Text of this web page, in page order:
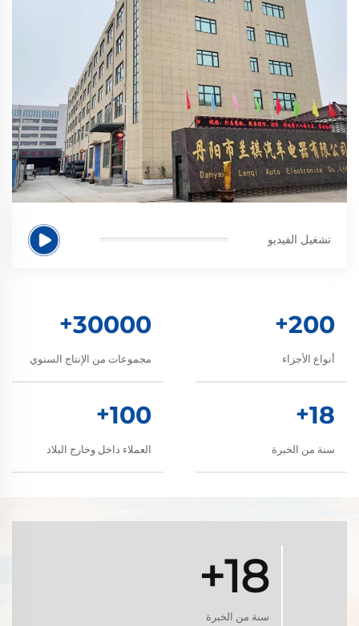
تشغيل الفيديو
200
+
أنواع الأجزاء
30000
+
مجموعات من الإنتاج السنوي
18
+
سنة من الخبرة
100
+
العملاء داخل وخارج البلاد
18+
سنة من الخبرة